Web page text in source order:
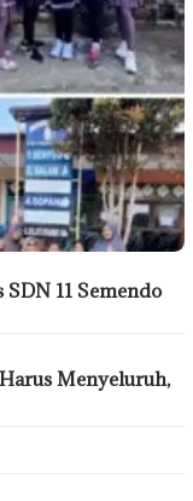
11 Semendo
Menyeluruh,